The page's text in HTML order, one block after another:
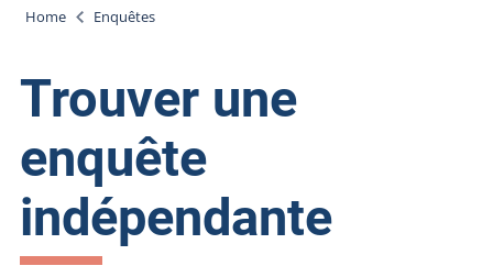
Home Enquêtes
Trouver une
enquête
indépendante